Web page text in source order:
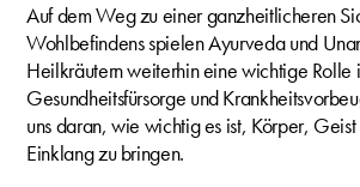
Auf dem Weg zu einer ganzheitlicheren
Wohlbefindens spielen Ayurveda und
Heilkräutern weiterhin eine wichtige Rolle
Gesundheitsfürsorge und
uns daran, wie wichtig es ist, Körper,
Einklang zu bringen.